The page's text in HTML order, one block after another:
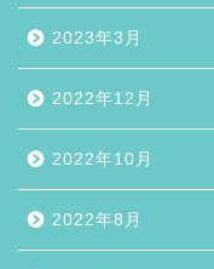
2023年3月
2022年12月
2022年10月
2022年8月